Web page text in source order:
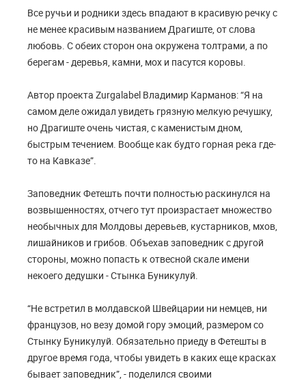
Все ручьи и родники здесь впадают в красивую речку с
не менее красивым названием Драгиште, от слова
любовь. С обеих сторон она окружена толтрами, а по
берегам - деревья, камни, мох и пасутся коровы.
Автор проекта Zurgalabel Владимир Карманов: “Я на
самом деле ожидал увидеть грязную мелкую речушку,
но Драгиште очень чистая, с каменистым дном,
быстрым течением. Вообще как будто горная река где-
то на Кавказе”.
Заповедник Фетешть почти полностью раскинулся на
возвышенностях, отчего тут произрастает множество
необычных для Молдовы деревьев, кустарников, мхов,
лишайников и грибов. Объехав заповедник с другой
стороны, можно попасть к отвесной скале имени
некоего дедушки - Стынка Буникулуй.
“Не встретил в молдавской Швейцарии ни немцев, ни
французов, но везу домой гору эмоций, размером со
Стынку Буникулуй. Обязательно приеду в Фетешты в
другое время года, чтобы увидеть в каких еще красках
бывает заповедник”, - поделился своими